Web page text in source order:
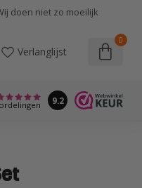
doen niet zo moeilijk
Verlanglijst
0
9.2